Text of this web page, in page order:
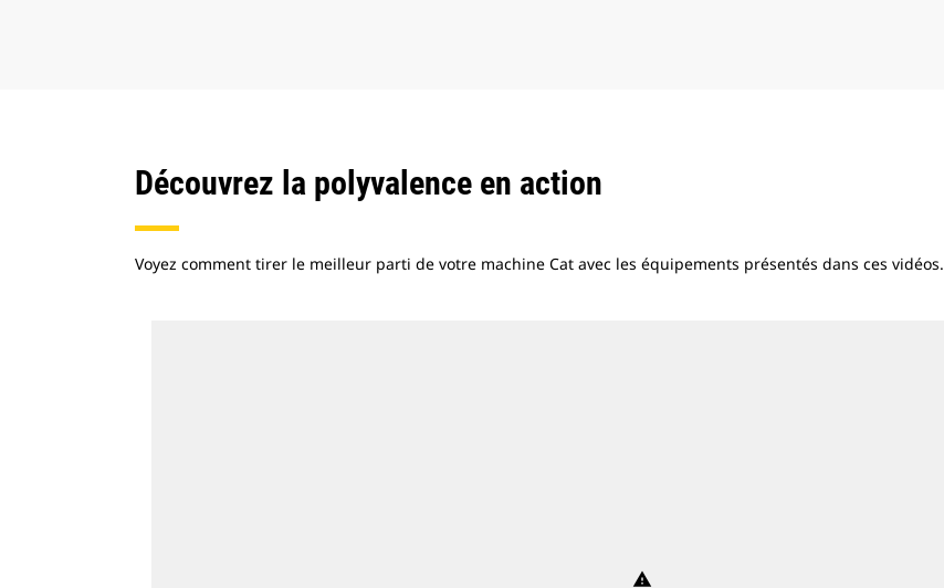
Découvrez la polyvalence en action
Voyez comment tirer le meilleur parti de votre machine Cat avec les équipements présentés dans ces vidéos.
warning